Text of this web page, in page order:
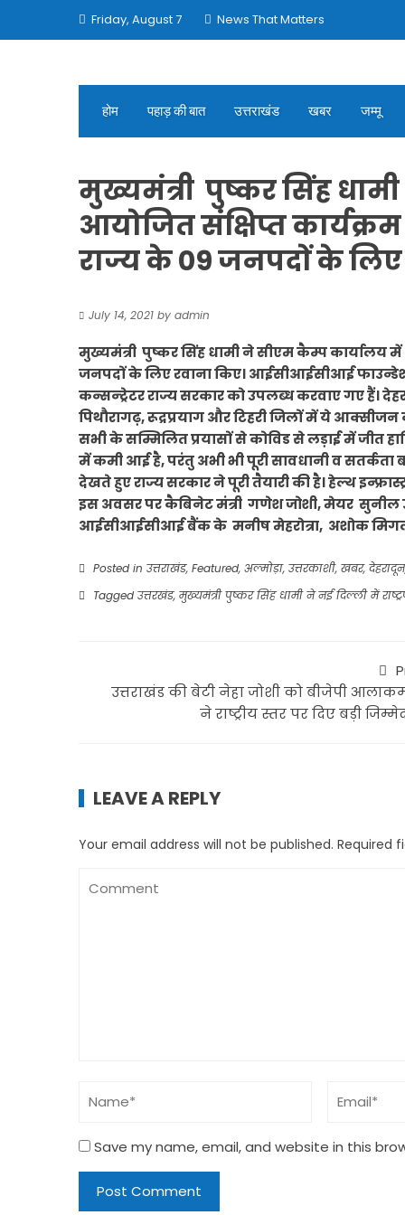
Friday, August 7 News That Matters
होम पहाड़ की बात उत्तराखंड खबर जम्मू
मुख्यमंत्री पुष्कर सिंह
आयोजित संक्षिप्त
राज्य के 09 जनपदों के लिए
July 14, 2021 by admin
मुख्यमंत्री पुष्कर सिंह धामी ने सीएम कैम्प कार्यालय
जनपदों के लिए रवाना किए।आईसीआईसीआई फाउन्डेशन
कन्सन्ट्रेटर राज्य सरकार को उपलब्ध करवाए गए हैं।
पिथौरागढ़, रूद्रप्रयाग और टिहरी जिलों में ये
सभी के सम्मिलित प्रयासों से कोविड से लड़ाई में
में कमी आई है, परंतु अभी भी पूरी सावधानी व
देखते हुए राज्य सरकार ने पूरी तैयारी की है। हेल्थ
इस अवसर पर कैबिनेट मंत्री गणेश जोशी, मेयर
आईसीआईसीआई बैंक के मनीष मेहरोत्रा, अशोक
Posted in उत्तराखंड, Featured, अल्मोड़ा, उत्तरकाशी, खबर, देहरादून
Tagged उत्तरखंड, मुख्यमंत्री पुष्कर सिंह धामी ने नई दिल्ली में
उत्तराखंड की बेटी नेहा जोशी को बीजेपी
ने राष्ट्रीय स्तर पर दिए बड़ी
LEAVE A REPLY
Your email address will not be published. Required
Save my name, email, and website in this